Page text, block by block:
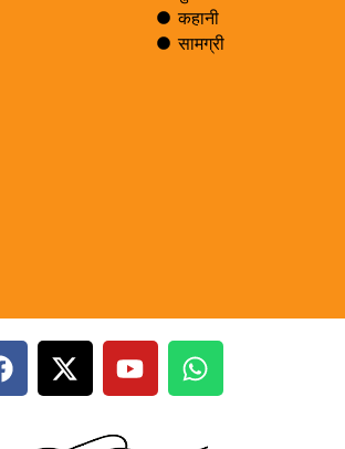
कहानी
सामग्री
a
X
-
t
w
Y
o
u
W
h
a